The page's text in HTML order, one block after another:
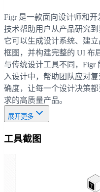
Figr 是一款面向设计师和
技术帮助用户从产品研究
它可以生成设计系统、建
框图，并构建完整的 UI 布
与传统设计工具不同，Figr
入设计中，帮助团队应对
确度，让每一个设计决策
求的高质量产品。
展开更多
工具截图